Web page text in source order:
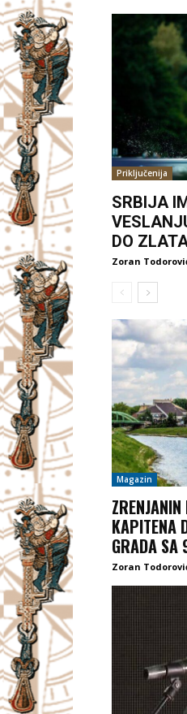
Priključenija
SRBIJA
DO
Zoran
Magazin
KAPITENA
GRADA
Zoran